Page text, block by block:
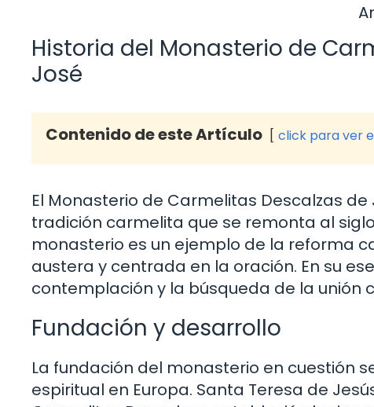
Historia del Monasterio de
José
Contenido de este Artículo click para ver
El Monasterio de Carmelitas Descalzas
tradición carmelita que se remonta al
monasterio es un ejemplo de la reforma
austera y centrada en la oración. En su
contemplación y la búsqueda de la unión
Fundación y desarrollo
La fundación del monasterio en cuestión
espiritual en Europa. Santa Teresa de